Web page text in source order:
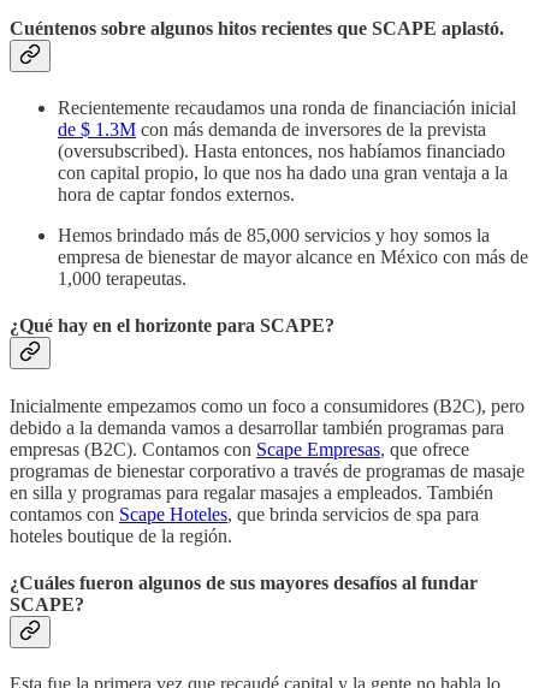
Cuéntenos sobre algunos hitos recientes que SCAPE aplastó.
Recientemente recaudamos una ronda de financiación inicial
de $ 1.3M con más demanda de inversores de la prevista
(oversubscribed). Hasta entonces, nos habíamos financiado
con capital propio, lo que nos ha dado una gran ventaja a la
hora de captar fondos externos.
Hemos brindado más de 85,000 servicios y hoy somos la
empresa de bienestar de mayor alcance en México con más de
1,000 terapeutas.
¿Qué hay en el horizonte para SCAPE?
Inicialmente empezamos como un foco a consumidores (B2C), pero
debido a la demanda vamos a desarrollar también programas para
empresas (B2C). Contamos con Scape Empresas, que ofrece
programas de bienestar corporativo a través de programas de masaje
en silla y programas para regalar masajes a empleados. También
contamos con Scape Hoteles, que brinda servicios de spa para
hoteles boutique de la región.
¿Cuáles fueron algunos de sus mayores desafíos al fundar
SCAPE?